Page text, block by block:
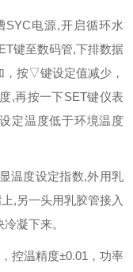
SYC电源,开启循环水
键至数码管,下排数据
按▽键设定值减少，
,再按一下SET键仪表
定温度低于环境温度
温度设定指数,外用乳
,另一头用乳胶管接入
凝下来。
控温精度±0.01，功率